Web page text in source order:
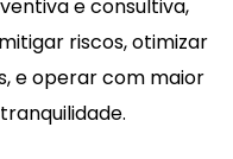
e consultiva,
riscos, otimizar
e operar com maior